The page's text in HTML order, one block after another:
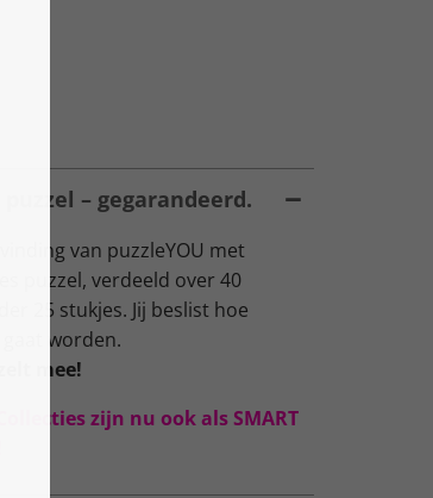
– gegarandeerd.
van puzzleYOU met
puzzel, verdeeld over 40
25 stukjes. Jij beslist hoe
gaat worden.
mee!
zijn nu ook als SMART